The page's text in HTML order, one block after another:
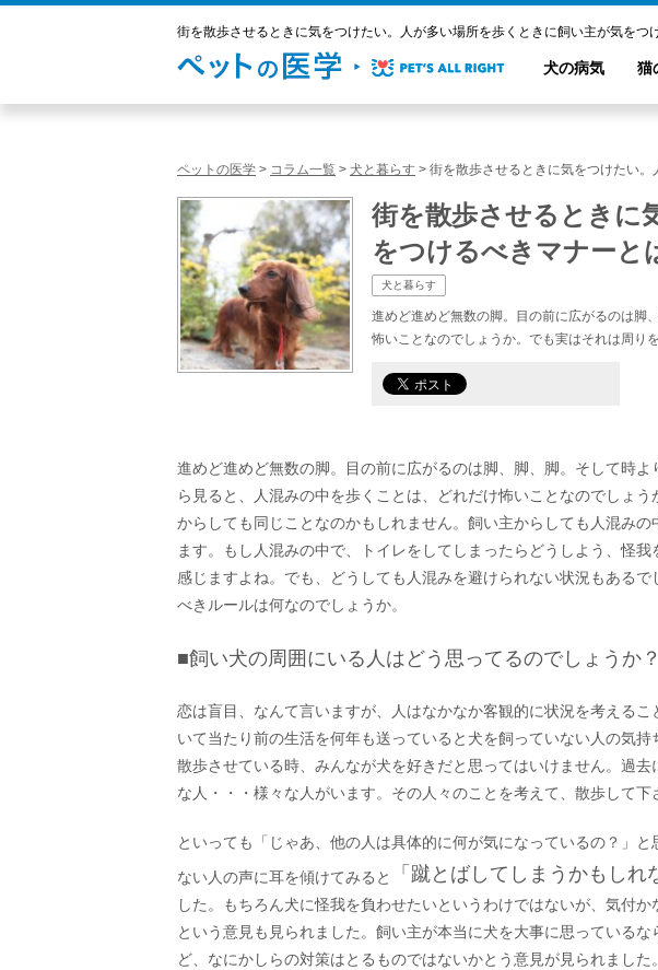
街を散歩させるときに気をつけたい。人が多い場所を歩くときに飼い主が気をつ
犬の病気 猫
ペットの医学 > コラム一覧 > 犬と暮らす > 街を散歩させるときに気をつけたい
街を散歩させるときに
をつけるべきマナーと
犬と暮らす
進めど進めど無数の脚。目の前に広がるのは脚
怖いことなのでしょうか。でも実はそれは周り
進めど進めど無数の脚。目の前に広がるのは脚、脚、脚。そして時
ら見ると、人混みの中を歩くことは、どれだけ怖いことなのでしょ
からしても同じことなのかもしれません。飼い主からしても人混み
ます。もし人混みの中で、トイレをしてしまったらどうしよう、怪
感じますよね。でも、どうしても人混みを避けられない状況もある
べきルールは何なのでしょうか。
■飼い犬の周囲にいる人はどう思ってるのでしょうか？
恋は盲目、なんて言いますが、人はなかなか客観的に状況を考える
いて当たり前の生活を何年も送っていると犬を飼っていない人の気
散歩させている時、みんなが犬を好きだと思ってはいけません。過
な人・・・様々な人がいます。その人々のことを考えて、散歩して下
といっても「じゃあ、他の人は具体的に何が気になっているの？」
ない人の声に耳を傾けてみると
「蹴とばしてしまうかもしれ
した。もちろん犬に怪我を負わせたいというわけではないが、気付か
という意見も見られました。飼い主が本当に犬を大事に思っている
ど、なにかしらの対策はとるものではないかとう意見が見られました。